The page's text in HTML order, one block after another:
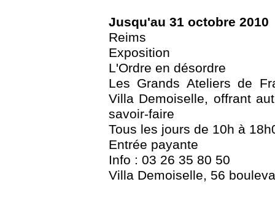
Jusqu'au 31 octobre 2010
Reims
Exposition
L'Ordre en désordre
Les Grands Ateliers de
Villa Demoiselle, offrant
savoir-faire
Tous les jours de 10h à
Entrée payante
Info : 03 26 35 80 50
Villa Demoiselle, 56